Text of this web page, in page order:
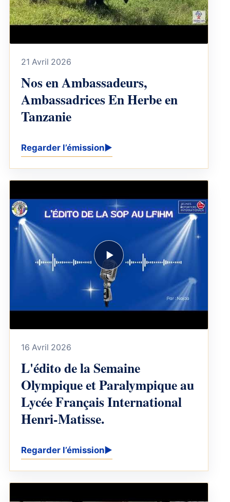
21 Avril 2026
Nos en Ambassadeurs,
Ambassadrices En Herbe en
Tanzanie
Regarder l’émission▶
16 Avril 2026
L'édito de la Semaine
Olympique et Paralympique au
Lycée Français International
Henri-Matisse.
Regarder l’émission▶